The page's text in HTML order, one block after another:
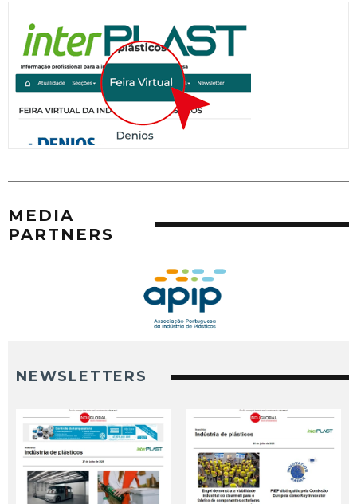
MEDIA
PARTNERS
NEWSLETTERS